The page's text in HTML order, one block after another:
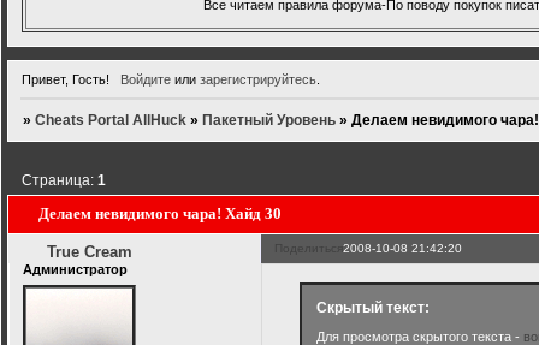
Все читаем правила форума-По поводу покупок
Привет, Гость! Войдитеили зарегистрируйтесь.
»Cheats Portal AllHuck » Пакетный Уровень »Делаем невидимого
Делаем невидимого чара! Хайд 30
Страница:1
Поделиться2008-10-08 21:42:20
True Cream
Администратор
Скрытый текст:
Для просмотра скрытого текста -